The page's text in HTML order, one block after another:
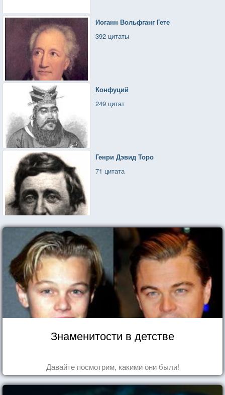
Иоганн Вольфганг Гете
392 цитаты
Конфуций
249 цитат
Генри Дэвид Торо
71 цитата
Знаменитости в детстве
Давайте посмотрим, какими они были!